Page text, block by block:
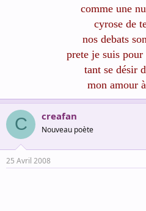
comme une
cyrose de
nos debats
prete je suis pour
tant se désir
mon amour
C creafan
Nouveau poète
25 Avril 2008